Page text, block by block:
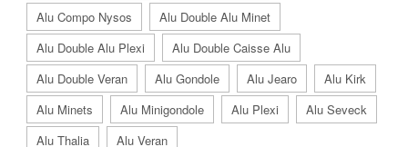
Alu Compo Nysos
Alu Double Alu Minet
Alu Double Alu Plexi
Alu Double Caisse Alu
Alu Double Veran
Alu Gondole Alu Jearo
Alu Kirk
Alu Minets
Alu Minigondole Alu Plexi
Alu Seveck
Alu Thalia
Alu Veran